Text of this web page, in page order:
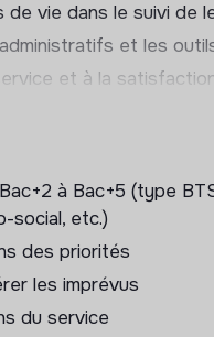
de vie dans le suivi de
et les
et à la
et collègues
à Bac+5 (type
social, etc.)
des priorités
les imprévus
du service